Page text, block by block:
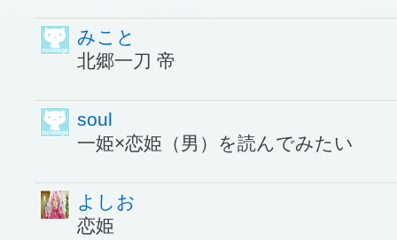
みこと
北郷一刀 帝
soul
一姫×恋姫（男）を読んでみたい
よしお
恋姫